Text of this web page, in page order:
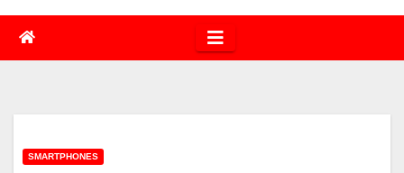
SMARTPHONES